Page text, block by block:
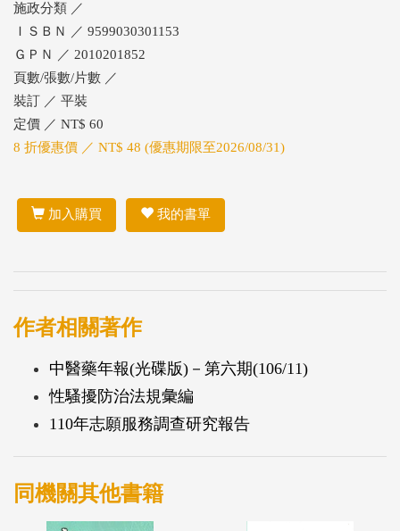
施政分類 ／
ＩＳＢＮ ／ 9599030301153
ＧＰＮ ／ 2010201852
頁數/張數/片數 ／
裝訂 ／ 平裝
定價 ／ NT$ 60
8 折優惠價 ／ NT$ 48 (優惠期限至2026/08/31)
加入購買 我的書單
作者相關著作
中醫藥年報(光碟版)－第六期(106/11)
性騷擾防治法規彙編
110年志願服務調查研究報告
同機關其他書籍